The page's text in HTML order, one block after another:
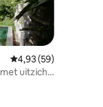
recensies
Gemiddelde
4,93 (59)
met uitzicht